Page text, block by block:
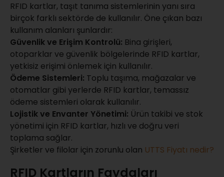
RFID kartlar, taşıt tanıma sistemlerinin yanı sıra
birçok farklı sektörde de kullanılır. Öne çıkan bazı
kullanım alanları şunlardır:
Güvenlik ve Erişim Kontrolü: Bina girişleri,
otoparklar ve güvenlik bölgelerinde RFID kartlar,
yetkisiz erişimi önlemek için kullanılır.
Ödeme Sistemleri: Toplu taşıma, mağazalar ve
otomatlar gibi yerlerde RFID kartlar, temassız
ödeme sistemleri olarak kullanılır.
Lojistik ve Envanter Yönetimi: Ürün takibi ve stok
yönetimi için RFID kartlar, hızlı ve doğru veri
toplama sağlar.
Şirketler ve filolar için zorunlu olan UTTS Fiyatı nedir?
RFID Kartların Faydaları